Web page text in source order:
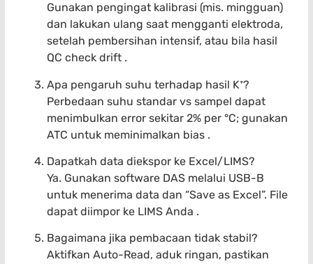
Gunakan pengingat kalibrasi (mis. mingguan)
dan lakukan ulang saat mengganti elektroda,
setelah pembersihan intensif, atau bila hasil
QC check drift .
Apa pengaruh suhu terhadap hasil K⁺?
Perbedaan suhu standar vs sampel dapat
menimbulkan error sekitar 2% per °C; gunakan
ATC untuk meminimalkan bias .
Dapatkah data diekspor ke Excel/LIMS?
Ya. Gunakan software DAS melalui USB-B
untuk menerima data dan “Save as Excel”. File
dapat diimpor ke LIMS Anda .
Bagaimana jika pembacaan tidak stabil?
Aktifkan Auto-Read, aduk ringan, pastikan